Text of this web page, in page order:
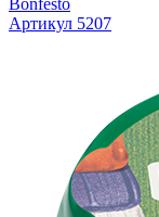
Артикул 5207